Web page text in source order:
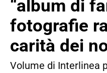
“album di
fotografie
carità dei
Volume di Interlinea